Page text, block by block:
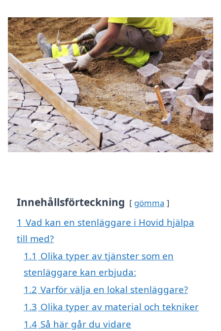
Innehållsförteckning gömma
1 Vad kan en stenläggare i Hovid hjälpa
till med?
1.1 Olika typer av tjänster som en
stenläggare kan erbjuda:
1.2 Varför välja en lokal stenläggare?
1.3 Olika typer av material och tekniker
1.4 Så här går du vidare